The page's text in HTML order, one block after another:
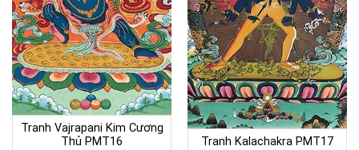
Tranh Vajrapani Kim Cương
Thủ PMT16
Tranh Kalachakra PMT17